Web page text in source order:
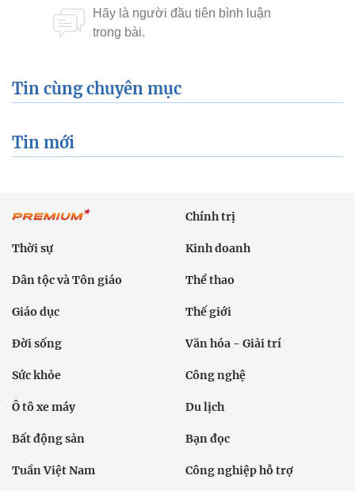
Tin cùng chuyên mục
Tin mới
Chính trị
Thời sự Kinh doanh
Dân tộc và Tôn giáo Thể thao
Giáo dục Thế giới
Đời sống Văn hóa - Giải trí
Sức khỏe Công nghệ
Ô tô xe máy Du lịch
Bất động sản Bạn đọc
Tuần Việt Nam Công nghiệp hỗ trợ